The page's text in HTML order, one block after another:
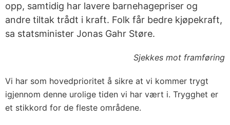
opp, samtidig har lavere barnehagepriser og
andre tiltak trådt i kraft. Folk får bedre kjøpekraft,
sa statsminister Jonas Gahr Støre.
Sjekkes mot framføring
Vi har som hovedprioritet å sikre at vi kommer trygt
igjennom denne urolige tiden vi har vært i. Trygghet er
et stikkord for de fleste områdene.